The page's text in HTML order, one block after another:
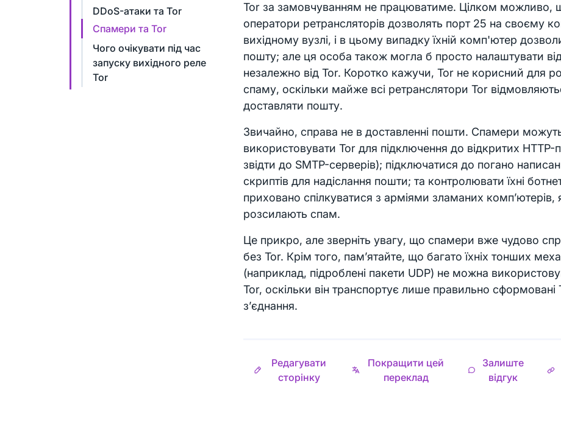
DDoS-атаки та Tor
Спамери та Tor
Чого очікувати під час
запуску вихідного реле
Tor
Tor за замовчуванням не працюватиме. Цілком можливо,
оператори ретрансляторів дозволять порт 25 на своєму
вихідному вузлі, і в цьому випадку їхній комп'ютер
пошту; але ця особа також могла б просто налаштувати
незалежно від Tor. Коротко кажучи, Tor не корисний для
спаму, оскільки майже всі ретранслятори Tor
доставляти пошту.
Звичайно, справа не в доставленні пошти. Спамери
використовувати Tor для підключення до відкритих HTTP-
звідти до SMTP-серверів); підключатися до погано
скриптів для надіслання пошти; та контролювати їхні
приховано спілкуватися з арміями зламаних комп’ютерів,
розсилають спам.
Це прикро, але зверніть увагу, що спамери вже чудово
без Tor. Крім того, пам’ятайте, що багато їхніх тонших
(наприклад, підроблені пакети UDP) не можна
Tor, оскільки він транспортує лише правильно сформовані
з’єднання.
Редагувати
сторінку
Покращити цей
переклад
Залиште
відгук